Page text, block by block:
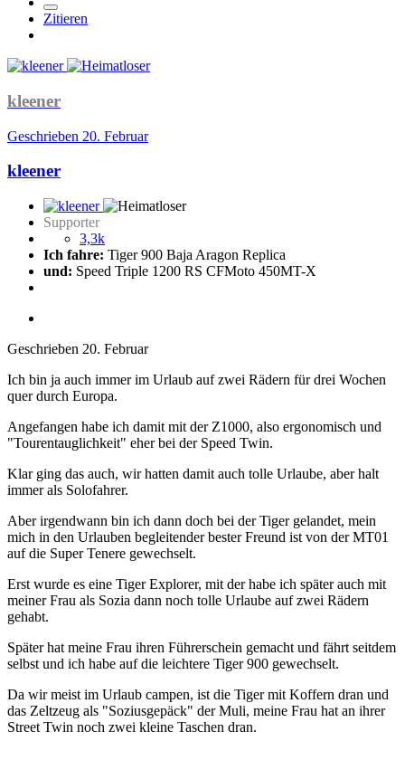
Zitieren
kleener
Geschrieben 20. Februar
kleener
Supporter
3,3k
Ich fahre: Tiger 900 Baja Aragon Replica
und: Speed Triple 1200 RS CFMoto 450MT-X
Geschrieben 20. Februar
Ich bin ja auch immer im Urlaub auf zwei Rädern für drei Wochen
quer durch Europa.
Angefangen habe ich damit mit der Z1000, also ergonomisch und
"Tourentauglichkeit" eher bei der Speed Twin.
Klar ging das auch, wir hatten damit auch tolle Urlaube, aber halt
immer als Solofahrer.
Aber irgendwann bin ich dann doch bei der Tiger gelandet, mein
mich in den Urlauben begleitender bester Freund ist von der MT01
auf die Super Tenere gewechselt.
Erst wurde es eine Tiger Explorer, mit der habe ich später auch mit
meiner Frau als Sozia dann noch tolle Urlaube auf zwei Rädern
gehabt.
Später hat meine Frau ihren Führerschein gemacht und fährt seitdem
selbst und ich habe auf die leichtere Tiger 900 gewechselt.
Da wir meist im Urlaub campen, ist die Tiger mit Koffern dran und
das Zeltzeug als "Soziusgepäck" der Muli, meine Frau hat an ihrer
Street Twin noch zwei kleine Taschen dran.